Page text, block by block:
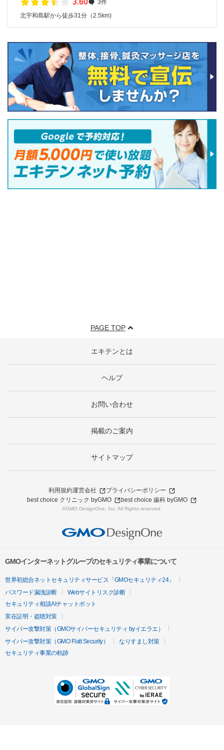
3.60
3件
北宇和島駅から徒歩31分（2.5km)
PAGE TOP
エキテンとは
ヘルプ
お問い合わせ
掲載のご案内
サイトマップ
利用規約運営会社
プライバシーポリシー
best choice クリニック byGMO
best choice 歯科 byGMO
©GMO DesignOne, Inc. All Rights reserved.
GMOインターネットグループのセキュリティ事業について
世界初総合ネットセキュリティサービス「GMOセキュリティ24」
パスワード漏洩診断
Webサイトリスク診断
セキュリティ相談AIチャットボット
実在証明・盗聴対策
サイバー攻撃対策（GMOサイバーセキュリティ byイエラエ）
サイバー攻撃対策（GMO Flatt Security）
なりすまし対策
セキュリティ事業の軌跡